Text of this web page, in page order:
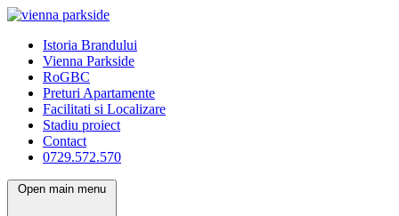
Istoria Brandului
Vienna Parkside
RoGBC
Preturi Apartamente
Facilitati si Localizare
Stadiu proiect
Contact
0729.572.570
Open main menu